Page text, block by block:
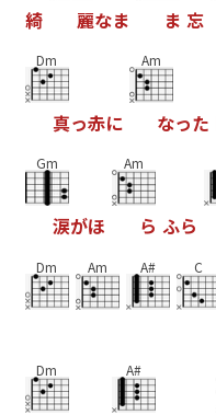
綺 麗なま ま 忘
Dm
真っ赤に
Am
なった
Gm
涙がほ
Am
ら ふら
Dm Am A# C
Dm A#